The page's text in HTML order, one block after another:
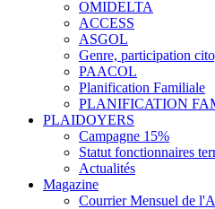
OMIDELTA
ACCESS
ASGOL
Genre, participation
PAACOL
Planification Familiale
PLANIFICATION
PLAIDOYERS
Campagne 15%
Statut fonctionnaires
Actualités
Magazine
Courrier Mensuel de